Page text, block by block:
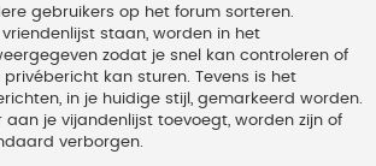
gebruikers op het forum sorteren.
staan, worden in het
zodat je snel kan controleren of
privébericht kan sturen. Tevens is het
in je huidige stijl, gemarkeerd worden.
aan je vijandenlijst toevoegt, worden zijn of
verborgen.